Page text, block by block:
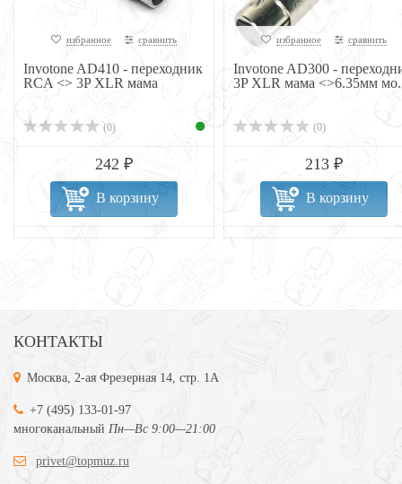
избранное сравнить
Invotone AD410 - переходник
RCA <> 3P XLR мама
(0)
242 ₽
В корзину
избранное сравнить
Invotone AD300 -
3P XLR мама <>6.35мм
(0)
213 ₽
В корзину
КОНТАКТЫ
Москва, 2-ая Фрезерная 14, стр. 1А
+7 (495) 133-01-97
многоканальный Пн—Вс 9:00—21:00
privet@topmuz.ru